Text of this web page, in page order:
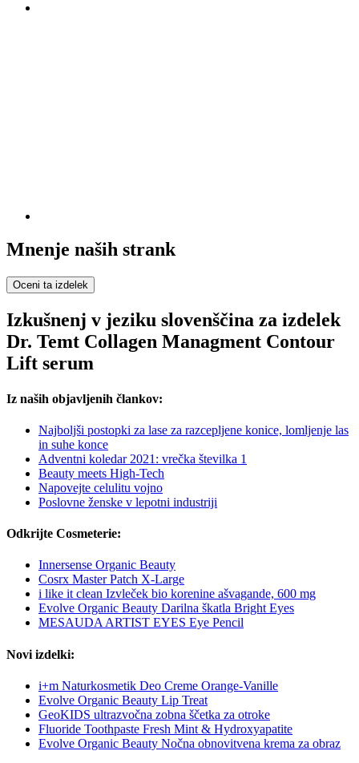
Mnenje naših strank
Oceni ta izdelek
Izkušnenj v jeziku slovenščina za izdelek
Dr. Temt Collagen Managment Contour
Lift serum
Iz naših objavljenih člankov:
Najboljši postopki za lase za razcepljene konice, lomljenje las
in suhe konce
Adventni koledar 2021: vrečka številka 1
Beauty meets High-Tech
Napovejte celulitu vojno
Poslovne ženske v lepotni industriji
Odkrijte Cosmeterie:
Innersense Organic Beauty
Cosrx Master Patch X-Large
i like it clean Izvleček bio korenine ašvagande, 600 mg
Evolve Organic Beauty Darilna škatla Bright Eyes
MESAUDA ARTIST EYES Eye Pencil
Novi izdelki:
i+m Naturkosmetik Deo Creme Orange-Vanille
Evolve Organic Beauty Lip Treat
GeoKIDS ultrazvočna zobna ščetka za otroke
Fluoride Toothpaste Fresh Mint & Hydroxyapatite
Evolve Organic Beauty Nočna obnovitvena krema za obraz